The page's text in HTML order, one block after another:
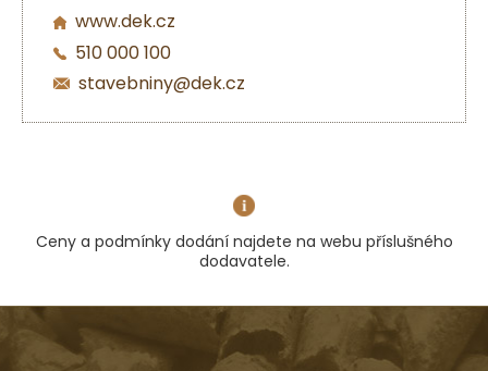
www.dek.cz
510 000 100
stavebniny@dek.cz
Ceny a podmínky dodání najdete na webu příslušného
dodavatele.